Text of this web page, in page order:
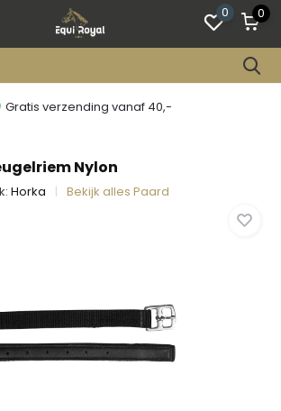
0 0
Gratis verzending vanaf 40,-
Nylon
Horka Bekijk alles Paard